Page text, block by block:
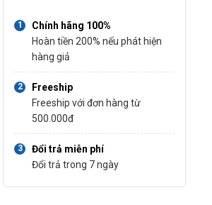
Chính hãng 100%
Hoàn tiền 200% nếu phát hiện
hàng giả
Freeship
Freeship với đơn hàng từ
500.000đ
Đổi trả miễn phí
Đổi trả trong 7 ngày